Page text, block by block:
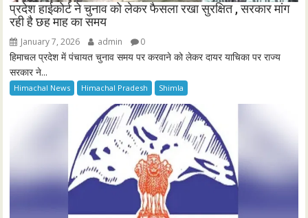
प्रदेश हाईकोर्ट ने चुनाव को लेकर फैसला रखा सुरक्षित , सरकार मांग
रही है छह माह का समय
January 7, 2026 admin 0
हिमाचल प्रदेश में पंचायत चुनाव समय पर करवाने को लेकर दायर याचिका पर राज्य
सरकार ने...
Himachal News Himachal Pradesh Shimla